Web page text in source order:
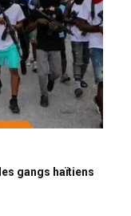
gangs haïtiens